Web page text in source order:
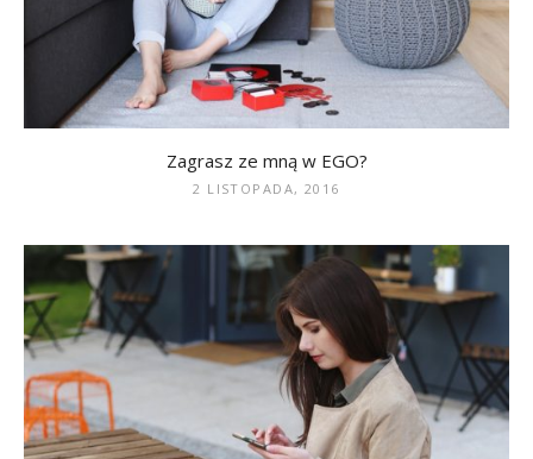
Zagrasz ze mną w EGO?
2 LISTOPADA, 2016